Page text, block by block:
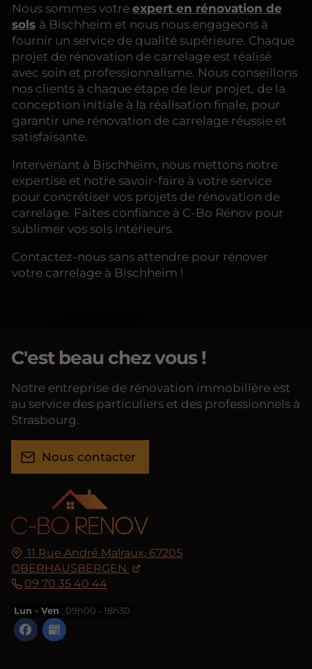
Nous sommes votre expert en rénovation de
sols à Bischheim et nous nous engageons à
fournir un service de qualité supérieure. Chaque
projet de rénovation de carrelage est réalisé
avec soin et professionnalisme. Nous conseillons
nos clients à chaque étape de leur projet, de la
conception initiale à la réalisation finale, pour
garantir une rénovation de carrelage réussie et
satisfaisante.
Intervenant à Bischheim, nous mettons notre
expertise et notre savoir-faire à votre service
pour concrétiser vos projets de rénovation de
carrelage. Faites confiance à C-Bo Rénov pour
sublimer vos sols intérieurs.
Contactez-nous sans attendre pour rénover
votre carrelage à Bischheim !
11 Rue André Malraux, 67205
OBERHAUSBERGEN
09 70 35 40 44
Lun - Ven : 09h00 - 18h30
C'est beau chez vous !
Notre entreprise de rénovation immobilière est
au service des particuliers et des professionnels à
Strasbourg.
Nous contacter